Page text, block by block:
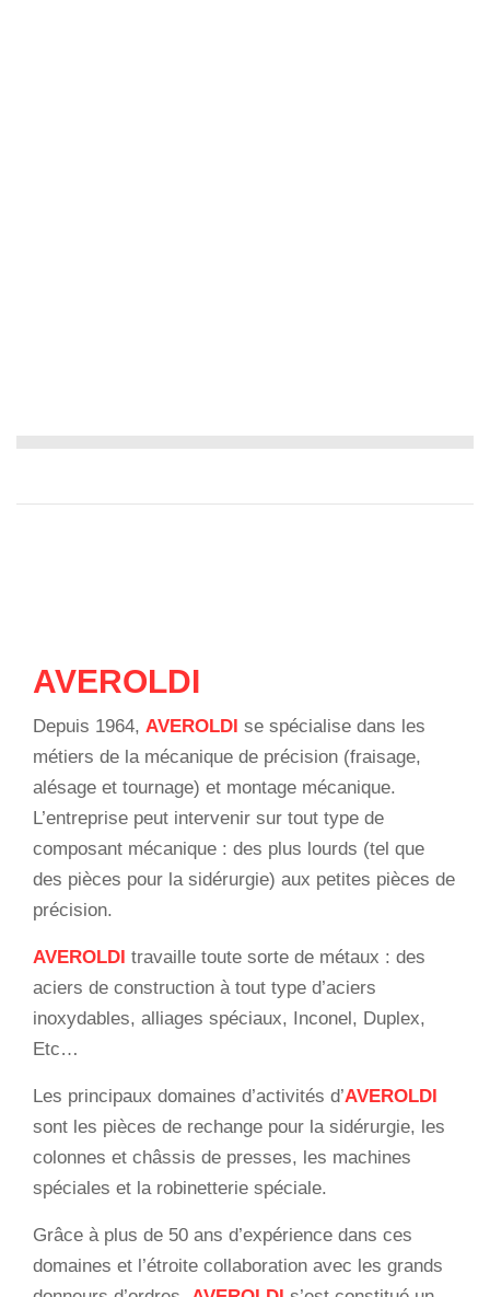
AVEROLDI
Depuis 1964, AVEROLDI se spécialise dans les
métiers de la mécanique de précision (fraisage,
alésage et tournage) et montage mécanique.
L’entreprise peut intervenir sur tout type de
composant mécanique : des plus lourds (tel que
des pièces pour la sidérurgie) aux petites pièces de
précision.
AVEROLDI travaille toute sorte de métaux : des
aciers de construction à tout type d’aciers
inoxydables, alliages spéciaux, Inconel, Duplex,
Etc…
Les principaux domaines d’activités d’AVEROLDI
sont les pièces de rechange pour la sidérurgie, les
colonnes et châssis de presses, les machines
spéciales et la robinetterie spéciale.
Grâce à plus de 50 ans d’expérience dans ces
domaines et l’étroite collaboration avec les grands